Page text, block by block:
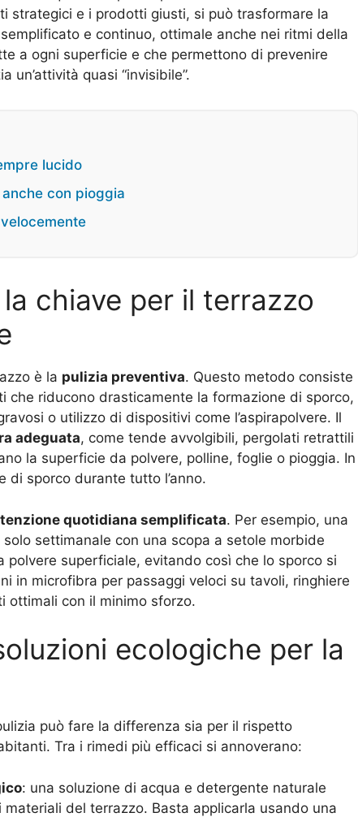
strategici e i prodotti giusti, si può trasformare la
e continuo, ottimale anche nei ritmi della
a ogni superficie e che permettono di prevenire
un’attività quasi “invisibile”.
lucido
con pioggia
chiave per il terrazzo
è la pulizia preventiva. Questo metodo consiste
che riducono drasticamente la formazione di sporco,
o utilizzo di dispositivi come l’aspirapolvere. Il
adeguata, come tende avvolgibili, pergolati retrattili
la superficie da polvere, polline, foglie o pioggia. In
di sporco durante tutto l’anno.
quotidiana semplificata. Per esempio, una
settimanale con una scopa a setole morbide
superficiale, evitando così che lo sporco si
in microfibra per passaggi veloci su tavoli, ringhiere
ottimali con il minimo sforzo.
ecologiche per la
può fare la differenza sia per il rispetto
Tra i rimedi più efficaci si annoverano:
: una soluzione di acqua e detergente naturale
del terrazzo. Basta applicarla usando una